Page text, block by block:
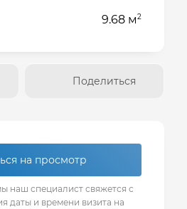
9.68 м2
Поделиться
на просмотр
наш специалист свяжется с
даты и времени визита на